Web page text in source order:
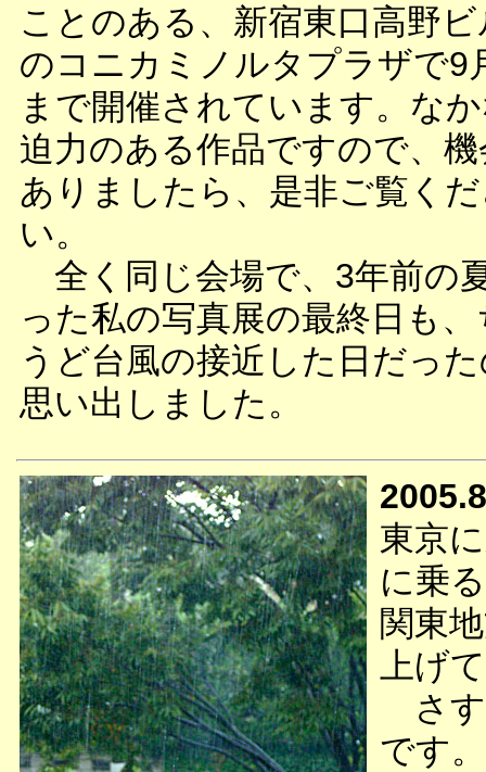
ことのある、新宿東口高野
のコニカミノルタプラザで9
まで開催されています。な
迫力のある作品ですので、
ありましたら、是非ご覧く
い。
全く同じ会場で、3年前の
った私の写真展の最終日も、
うど台風の接近した日だっ
思い出しました。
東京
に乗
関東
上げ
さす
です